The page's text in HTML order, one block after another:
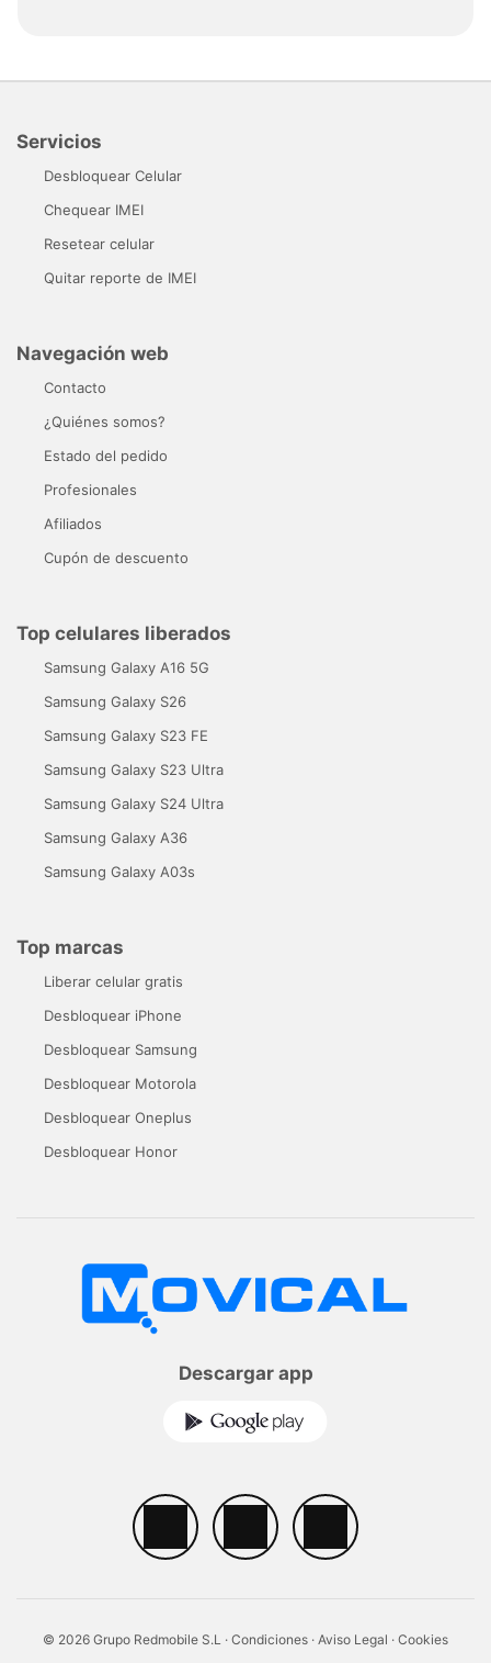
Servicios
Desbloquear Celular
Chequear IMEI
Resetear celular
Quitar reporte de IMEI
Navegación web
Contacto
¿Quiénes somos?
Estado del pedido
Profesionales
Afiliados
Cupón de descuento
Top celulares liberados
Samsung Galaxy A16 5G
Samsung Galaxy S26
Samsung Galaxy S23 FE
Samsung Galaxy S23 Ultra
Samsung Galaxy S24 Ultra
Samsung Galaxy A36
Samsung Galaxy A03s
Top marcas
Liberar celular gratis
Desbloquear iPhone
Desbloquear Samsung
Desbloquear Motorola
Desbloquear Oneplus
Desbloquear Honor
Descargar app
© 2026 Grupo Redmobile S.L · Condiciones · Aviso Legal · Cookies